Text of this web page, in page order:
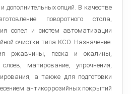
дополнительных опций. В качестве
поворотного стола,
сопел и систем автоматизации
очистки типа КСО. Назначение:
ржавчины, песка и окалины,
матирование, упрочнения,
а также для подготовки
антикоррозийных покрытий